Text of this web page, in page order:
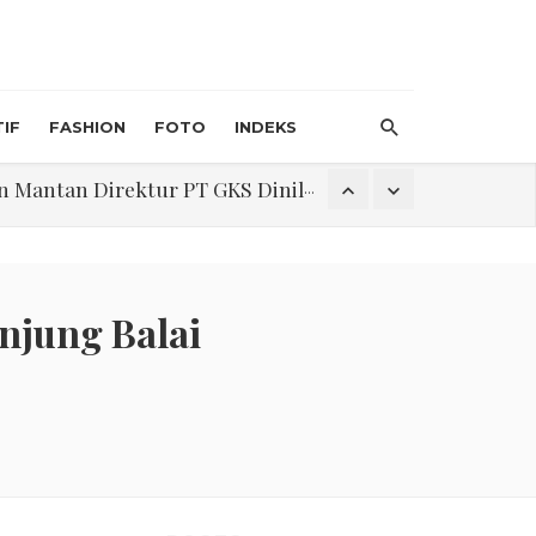
FASHION FOTO INDEKS
Direktur PT GKS Dinilai Rancu
Narkoba di Belawan Sicanang
Balai